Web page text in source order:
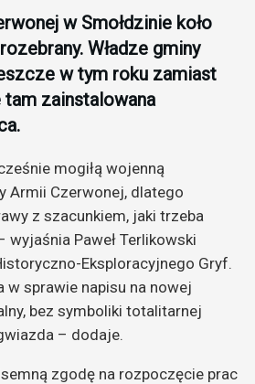
w Smołdzinie koło
Władze gminy
w tym roku zamiast
zainstalowana
mogiłą wojenną
Armii Czerwonej, dlatego
z szacunkiem, jaki trzeba
wyjaśnia Paweł Terlikowski
Eksploracyjnego Gryf.
w sprawie napisu na nowej
bez symboliki totalitarnej
– dodaje.
zgodę na rozpoczęcie prac